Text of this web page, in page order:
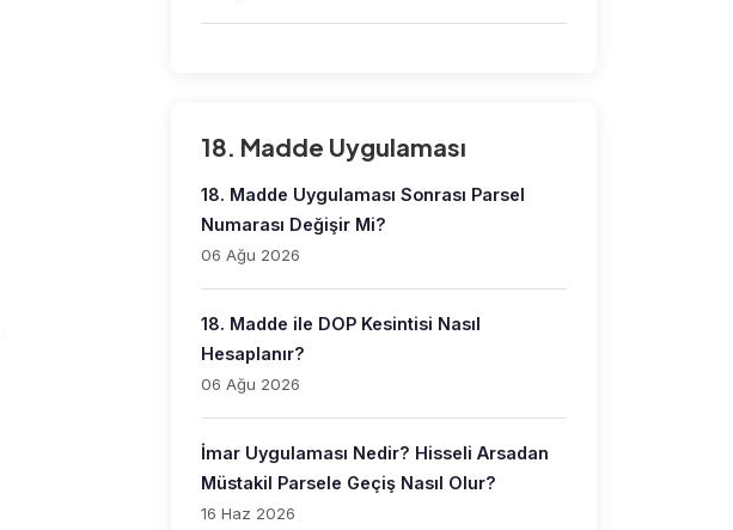
18. Madde Uygulaması
18. Madde Uygulaması Sonrası Parsel
Numarası Değişir Mi?
06 Ağu 2026
18. Madde ile DOP Kesintisi Nasıl
Hesaplanır?
06 Ağu 2026
İmar Uygulaması Nedir? Hisseli Arsadan
Müstakil Parsele Geçiş Nasıl Olur?
16 Haz 2026